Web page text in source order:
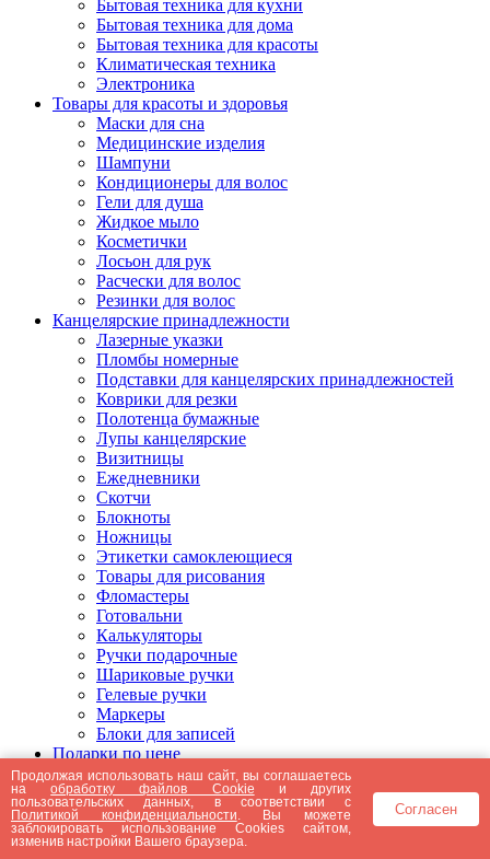
Бытовая техника для кухни
Бытовая техника для дома
Бытовая техника для красоты
Климатическая техника
Электроника
Товары для красоты и здоровья
Маски для сна
Медицинские изделия
Шампуни
Кондиционеры для волос
Гели для душа
Жидкое мыло
Косметички
Лосьон для рук
Расчески для волос
Резинки для волос
Канцелярские принадлежности
Лазерные указки
Пломбы номерные
Подставки для канцелярских принадлежностей
Коврики для резки
Полотенца бумажные
Лупы канцелярские
Визитницы
Ежедневники
Скотчи
Блокноты
Ножницы
Этикетки самоклеющиеся
Товары для рисования
Фломастеры
Готовальни
Калькуляторы
Ручки подарочные
Шариковые ручки
Гелевые ручки
Маркеры
Блоки для записей
Подарки по цене
Подарки от 5000 рублей
Подарки до 5000 рублей
Подарки до 3000 рублей
Подарки до 2000 рублей
Подарки до 1000 рублей
Продолжая использовать наш сайт, вы соглашаетесь
наобработку файлов Cookie и других
пользовательских данных, в соответствии с
Политикой конфиденциальности . Вы можете
заблокировать использование Cookies сайтом,
изменив настройки Вашего браузера.
Согласен